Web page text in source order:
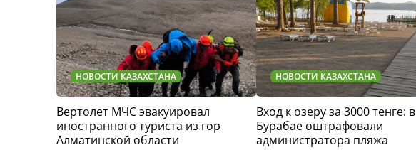
НОВОСТИ КАЗАХСТАНА
Вертолет МЧС эвакуировал
иностранного туриста из гор
Алматинской области
НОВОСТИ КАЗАХСТАНА
Вход к озеру за 3000 тенге: в
Бурабае оштрафовали
администратора пляжа